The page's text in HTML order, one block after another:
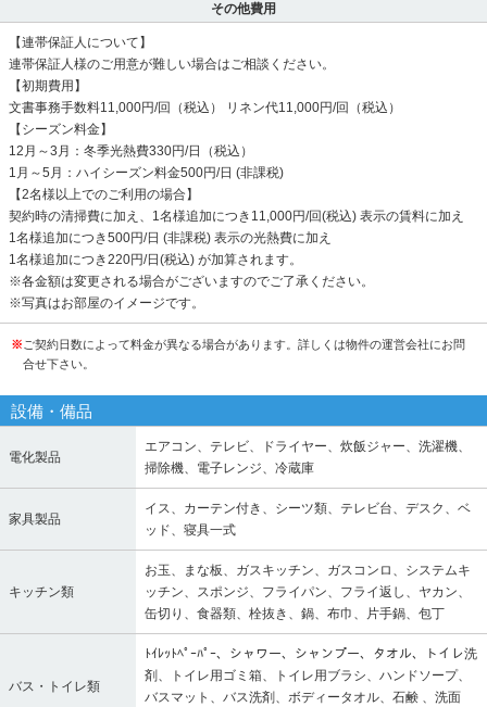
その他費用
【連帯保証人について】
連帯保証人様のご用意が難しい場合はご相談ください。
【初期費用】
文書事務手数料11,000円/回（税込） リネン代11,000円/回（税込）
【シーズン料金】
12月～3月：冬季光熱費330円/日（税込）
1月～5月：ハイシーズン料金500円/日 (非課税)
【2名様以上でのご利用の場合】
契約時の清掃費に加え、1名様追加につき11,000円/回(税込) 表示の賃料に加え
1名様追加につき500円/日 (非課税) 表示の光熱費に加え
1名様追加につき220円/日(税込) が加算されます。
※各金額は変更される場合がございますのでご了承ください。
※写真はお部屋のイメージです。
※ ご契約日数によって料金が異なる場合があります。詳しくは物件の運営会社にお問
合せ下さい。
設備・備品
電化製品
エアコン、テレビ、ドライヤー、炊飯ジャー、洗濯機、
掃除機、電子レンジ、冷蔵庫
家具製品
イス、カーテン付き、シーツ類、テレビ台、デスク、ベ
ッド、寝具一式
キッチン類
お玉、まな板、ガスキッチン、ガスコンロ、システムキ
ッチン、スポンジ、フライパン、フライ返し、ヤカン、
缶切り、食器類、栓抜き、鍋、布巾、片手鍋、包丁
バス・トイレ類
ﾄｲﾚｯﾄﾍﾟｰﾊﾟｰ、シャワー、シャンプー、タオル、トイレ洗
剤、トイレ用ゴミ箱、トイレ用ブラシ、ハンドソープ、
バスマット、バス洗剤、ボディータオル、石鹸 、洗面